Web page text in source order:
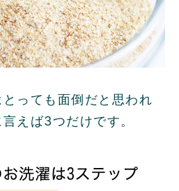
っても面倒だと思われ
えば3つだけです。